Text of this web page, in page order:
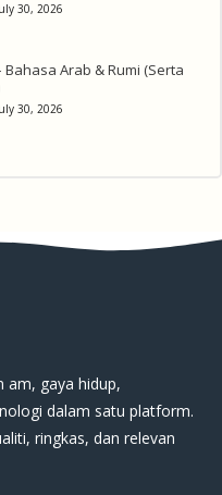
30, 2026
Bahasa Arab & Rumi (Serta
30, 2026
am, gaya hidup,
dalam satu platform.
ringkas, dan relevan